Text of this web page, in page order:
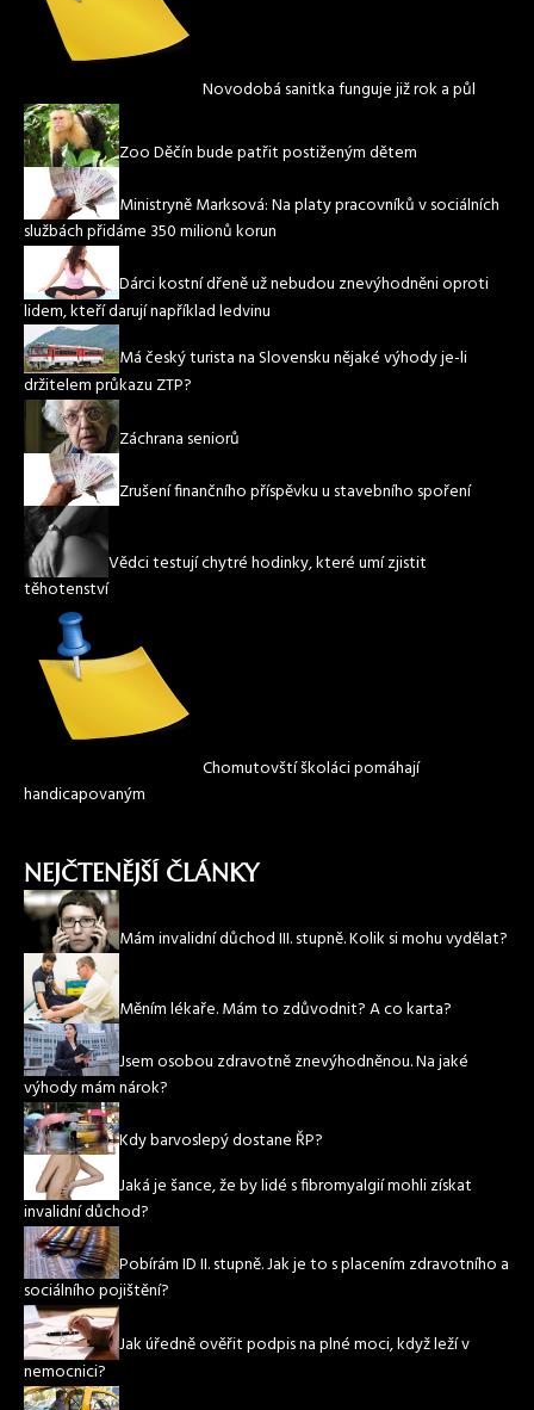
Novodobá sanitka funguje již rok a půl
Zoo Děčín bude patřit postiženým dětem
Ministryně Marksová: Na platy pracovníků v sociálních
službách přidáme 350 milionů korun
Dárci kostní dřeně už nebudou znevýhodněni oproti
lidem, kteří darují například ledvinu
Má český turista na Slovensku nějaké výhody je-li
držitelem průkazu ZTP?
Záchrana seniorů
Zrušení finančního příspěvku u stavebního spoření
Vědci testují chytré hodinky, které umí zjistit
těhotenství
Chomutovští školáci pomáhají
handicapovaným
NEJČTENĚJŠÍ ČLÁNKY
Mám invalidní důchod III. stupně. Kolik si mohu vydělat?
Měním lékaře. Mám to zdůvodnit? A co karta?
Jsem osobou zdravotně znevýhodněnou. Na jaké
výhody mám nárok?
Kdy barvoslepý dostane ŘP?
Jaká je šance, že by lidé s fibromyalgií mohli získat
invalidní důchod?
Pobírám ID II. stupně. Jak je to s placením zdravotního a
sociálního pojištění?
Jak úředně ověřit podpis na plné moci, když leží v
nemocnici?